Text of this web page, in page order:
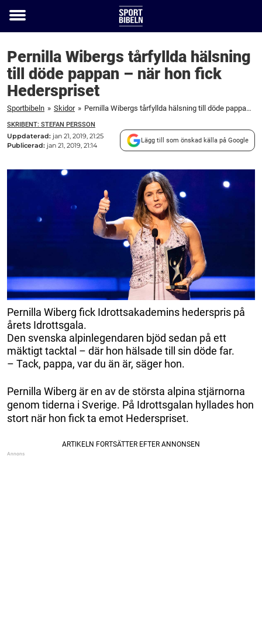
Toggle
Pernilla Wibergs tårfyllda hälsning
till döde pappan – när hon fick
Hederspriset
Sportbibeln » Skidor » Pernilla Wibergs tårfyllda hälsning till döde pappan – när hon fick Hederspriset
SKRIBENT: STEFAN PERSSON
Uppdaterad: jan 21, 2019, 21:25
Publicerad: jan 21, 2019, 21:14
Lägg till som önskad källa på Google
Pernilla Wiberg fick Idrottsakademins hederspris på
årets Idrottsgala.
Den svenska alpinlegendaren bjöd sedan på ett
mäktigt tacktal – där hon hälsade till sin döde far.
– Tack, pappa, var du än är, säger hon.
Pernilla Wiberg är en av de största alpina stjärnorna
genom tiderna i Sverige. På Idrottsgalan hyllades hon
stort när hon fick ta emot Hederspriset.